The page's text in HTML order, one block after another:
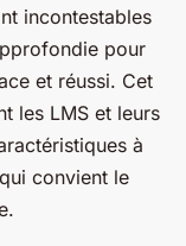
incontestables
pour
et réussi. Cet
les LMS et leurs
à
convient le